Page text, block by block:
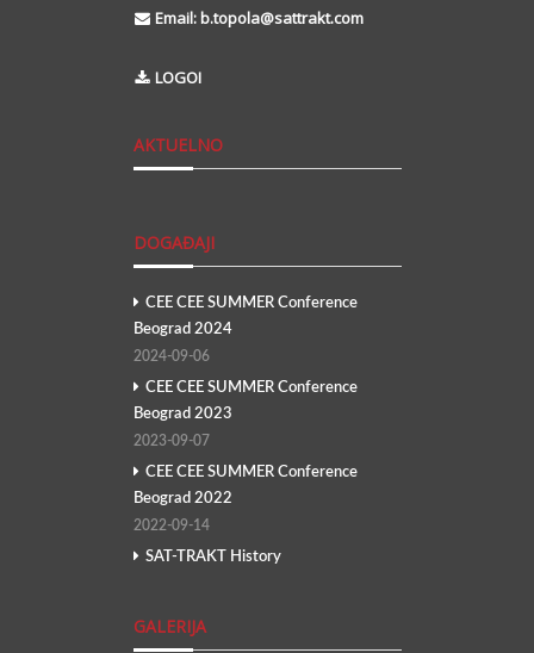
Email: b.topola@sattrakt.com
LOGOI
AKTUELNO
DOGAĐAJI
CEE CEE SUMMER Conference
Beograd 2024
2024-09-06
CEE CEE SUMMER Conference
Beograd 2023
2023-09-07
CEE CEE SUMMER Conference
Beograd 2022
2022-09-14
SAT-TRAKT History
GALERIJA